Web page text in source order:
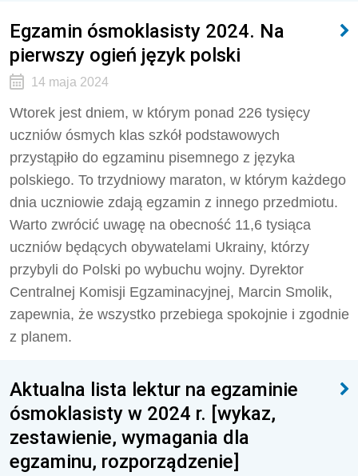
Egzamin ósmoklasisty 2024. Na
pierwszy ogień język polski
14 maja 2024
Wtorek jest dniem, w którym ponad 226 tysięcy
uczniów ósmych klas szkół podstawowych
przystąpiło do egzaminu pisemnego z języka
polskiego. To trzydniowy maraton, w którym każdego
dnia uczniowie zdają egzamin z innego przedmiotu.
Warto zwrócić uwagę na obecność 11,6 tysiąca
uczniów będących obywatelami Ukrainy, którzy
przybyli do Polski po wybuchu wojny. Dyrektor
Centralnej Komisji Egzaminacyjnej, Marcin Smolik,
zapewnia, że wszystko przebiega spokojnie i zgodnie
z planem.
Aktualna lista lektur na egzaminie
ósmoklasisty w 2024 r. [wykaz,
zestawienie, wymagania dla
egzaminu, rozporządzenie]